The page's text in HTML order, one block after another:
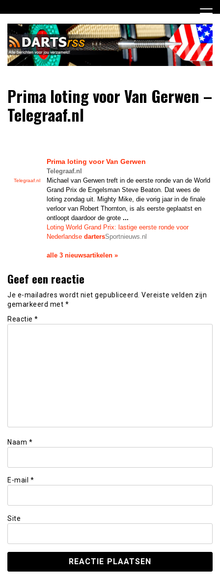
naar
inhoud
DartsRSS
verzameld!
Prima loting voor Van Gerwen –
Telegraaf.nl
Telegraaf.nl
Prima loting voor Van Gerwen
Telegraaf.nl
Michael van Gerwen treft in de eerste ronde van de World
Grand Prix de Engelsman Steve Beaton. Dat wees de
loting zondag uit. Mighty Mike, die vorig jaar in de finale
verloor van Robert Thornton, is als eerste geplaatst en
ontloopt daardoor de grote ...
Loting World Grand Prix: lastige eerste ronde voor
Nederlandse dartersSportnieuws.nl
alle 3 nieuwsartikelen »
Geef een reactie
Je e-mailadres wordt niet gepubliceerd. Vereiste velden zijn
gemarkeerd met *
Reactie *
Naam *
E-mail *
Site